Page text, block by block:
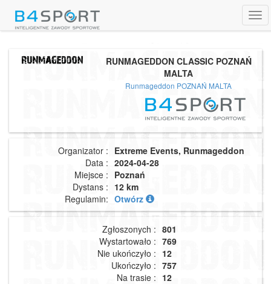
RUNMAGEDDON CLASSIC POZNAŃ
MALTA
Runmageddon POZNAŃ MALTA
Organizator : Extreme Events, Runmageddon
Data : 2024-04-28
Miejsce : Poznań
Dystans : 12 km
Regulamin: Otwórz
Zgłoszonych : 801
Wystartowało : 769
Nie ukończyło : 12
Ukończyło : 757
Na trasie : 12